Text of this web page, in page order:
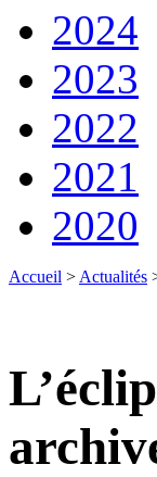
2024
2023
2022
2021
2020
Accueil > Actualités